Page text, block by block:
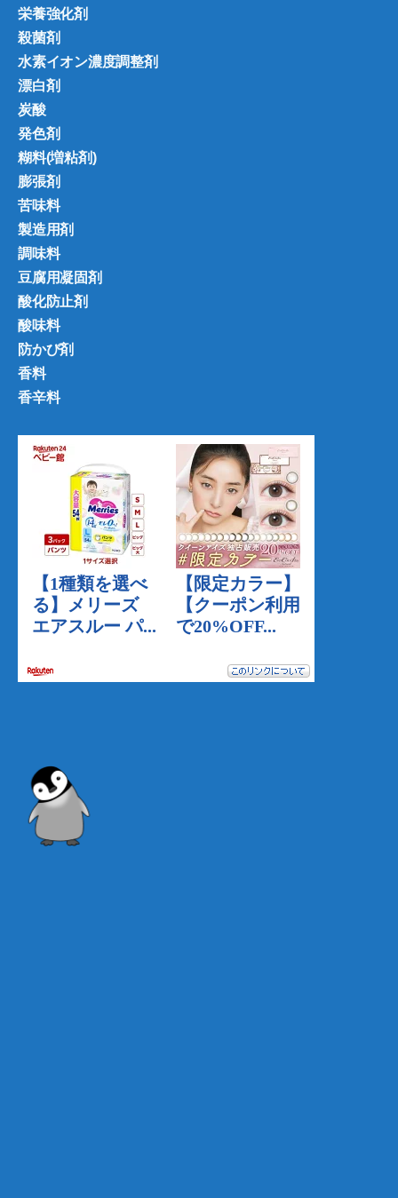
栄養強化剤
殺菌剤
水素イオン濃度調整剤
漂白剤
炭酸
発色剤
糊料(増粘剤)
膨張剤
苦味料
製造用剤
調味料
豆腐用凝固剤
酸化防止剤
酸味料
防かび剤
香料
香辛料